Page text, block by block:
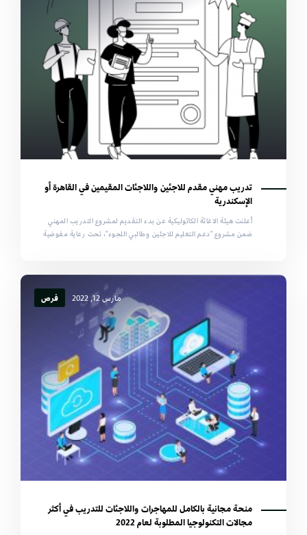
تدريب مهني مقدم للاجئين واللاجئات المقيمين في القاهرة أو
الإسكندرية
أعلنت هيئة الاغاثة الكاثوليكية عن بدء التقديم لمشروع التدريب المهني
ضمن مشروع "دعم التعليم للاجئين وطالبي اللجوء"، تحت رعاية مفوضية
مارس 12, 2022 فرص
منحة مجانية بالكامل للمهاجرات واللاجئات للتدريب في أكثر
مجالات التكنولوجيا المطلوبة لعام 2022